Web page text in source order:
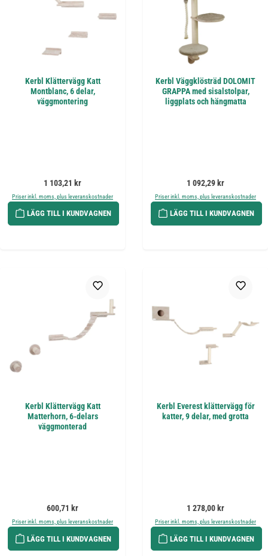
Kerbl Klättervägg Katt
Montblanc, 6 delar,
väggmontering
Ordinarie pris:
1 103,21 kr
Priser inkl. moms, plus leveranskostnader
LÄGG TILL I KUNDVAGNEN
Kerbl Väggklösträd DOLOMIT
GRAPPA med sisalstolpar,
liggplats och hängmatta
Ordinarie pris:
1 092,29 kr
Priser inkl. moms, plus leveranskostnader
LÄGG TILL I KUNDVAGNEN
Kerbl Klättervägg Katt
Matterhorn, 6-delars
väggmonterad
Ordinarie pris:
600,71 kr
Priser inkl. moms, plus leveranskostnader
LÄGG TILL I KUNDVAGNEN
Kerbl Everest klättervägg för
katter, 9 delar, med grotta
Ordinarie pris:
1 278,00 kr
Priser inkl. moms, plus leveranskostnader
LÄGG TILL I KUNDVAGNEN